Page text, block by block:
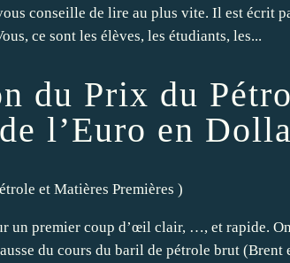
conseille de lire au plus vite. Il est écrit
ce sont les élèves, les étudiants, les...
du Prix du
l’Euro en
et Matières Premières )
un premier coup d’œil clair, …, et rapide.
du cours du baril de pétrole brut